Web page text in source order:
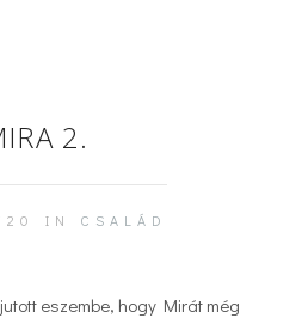
2.
20 IN CSALÁD
eszembe, hogy Mirát még